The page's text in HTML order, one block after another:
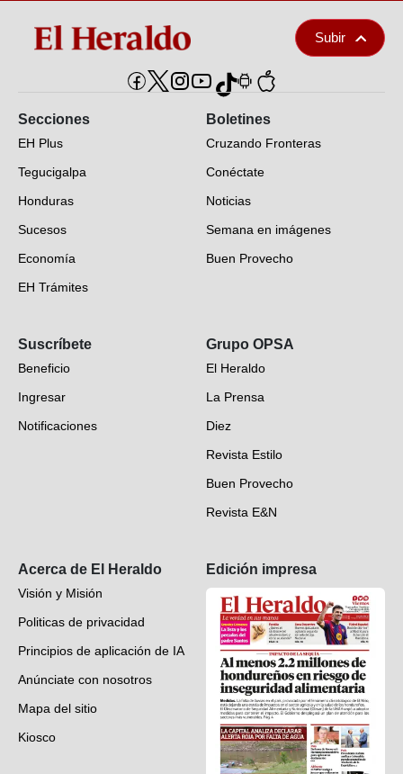
Subir
Secciones
EH Plus
Tegucigalpa
Honduras
Sucesos
Economía
EH Trámites
EH Verifica
Fotogalerías
Deportes
Videos
Boletines
Cruzando Fronteras
Conéctate
Noticias
Semana en imágenes
Buen Provecho
Suscríbete
Beneficio
Ingresar
Notificaciones
Grupo OPSA
El Heraldo
La Prensa
Diez
Revista Estilo
Buen Provecho
Revista E&N
Acerca de El Heraldo
Visión y Misión
Politicas de privacidad
Principios de aplicación de IA
Anúnciate con nosotros
Mapa del sitio
Kiosco
Edición impresa